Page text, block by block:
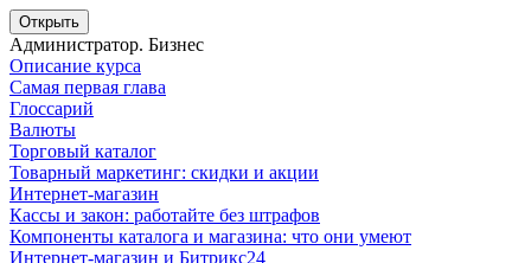
Открыть
Администратор. Бизнес
Описание курса
Самая первая глава
Глоссарий
Валюты
Торговый каталог
Товарный маркетинг: скидки и акции
Интернет-магазин
Кассы и закон: работайте без штрафов
Компоненты каталога и магазина: что они умеют
Интернет-магазин и Битрикс24